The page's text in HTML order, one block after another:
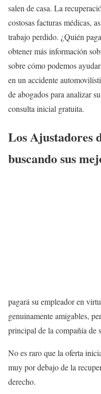
salen de casa. La
costosas facturas médicas,
trabajo perdido. ¿Quién
obtener más información
sobre cómo podemos
en un accidente
de abogados para analizar
consulta inicial gratuita.
Los Ajustadores
buscando sus
pagará su empleador en
genuinamente amigables,
principal de la compañía de
No es raro que la oferta
muy por debajo de la
derecho.